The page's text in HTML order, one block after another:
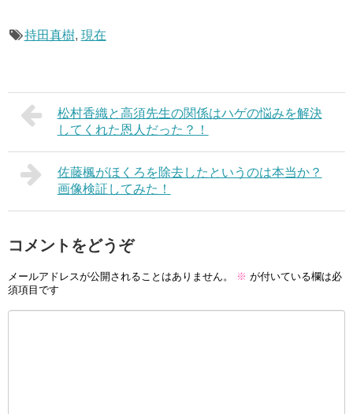
持田真樹, 現在
松村香織と高須先生の関係はハゲの悩みを解決
してくれた恩人だった？！
佐藤楓がほくろを除去したというのは本当か？
画像検証してみた！
コメントをどうぞ
メールアドレスが公開されることはありません。 ※ が付いている欄は必
須項目です